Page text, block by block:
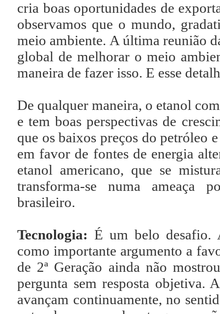
cria boas oportunidades de
observamos que o mundo,
meio ambiente. A última reunião
global de melhorar o meio
maneira de fazer isso. E esse
De qualquer maneira, o etanol
e tem boas perspectivas de
que os baixos preços do petróleo
em favor de fontes de energia
etanol americano, que se
transforma-se numa ameaça
brasileiro.
Tecnologia: É um belo desafio.
como importante argumento a
de 2ª Geração ainda não
pergunta sem resposta objetiva.
avançam continuamente, no